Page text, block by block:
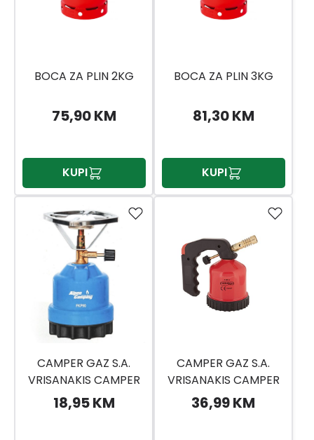
BOCA ZA PLIN 2KG
75,90 KM
KUPI
BOCA ZA PLIN 3KG
81,30 KM
KUPI
CAMPER GAZ S.A.
VRISANAKIS CAMPER
GAZ FKP90 PLINSKO
KUHALO 190GR
18,95 KM
CAMPER GAZ S.A.
VRISANAKIS CAMPER
GAZ PLINSKI BRENER
190GR BEZ UPALJAČA
36,99 KM